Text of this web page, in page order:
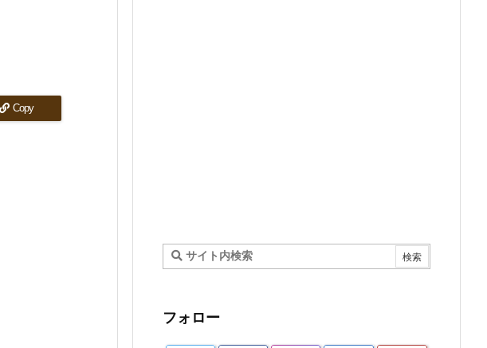
Copy
フォロー